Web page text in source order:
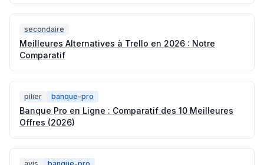
secondaire
Meilleures Alternatives à Trello en 2026 : Notre
Comparatif
pilier banque-pro
Banque Pro en Ligne : Comparatif des 10 Meilleures
Offres (2026)